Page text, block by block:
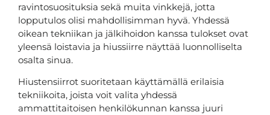
ravintosuosituksia sekä muita vinkkejä, jotta
lopputulos olisi mahdollisimman hyvä. Yhdessä
oikean tekniikan ja jälkihoidon kanssa tulokset ovat
yleensä loistavia ja hiussiirre näyttää luonnolliselta
osalta sinua.
Hiustensiirrot suoritetaan käyttämällä erilaisia
tekniikoita, joista voit valita yhdessä
ammattitaitoisen henkilökunnan kanssa juuri